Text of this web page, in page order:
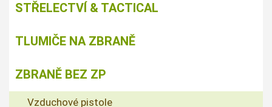
STŘELECTVÍ & TACTICAL
TLUMIČE NA ZBRANĚ
ZBRANĚ BEZ ZP
Vzduchové pistole